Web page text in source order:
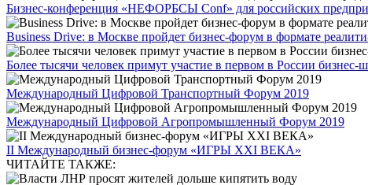
Бизнес-конференция «НЕФОРБСЫ Conf» для российских
Business Drive: в Москве пройдет бизнес-форум в формате
Более тысячи человек примут участие в первом в России бизнес-
Международный Цифровой Транспортный Форум 2019
Международный Цифровой Агропромышленный Форум 2019
II Международный бизнес-форум «ИГРЫ XXI ВЕКА»
ЧИТАЙТЕ ТАКЖЕ: